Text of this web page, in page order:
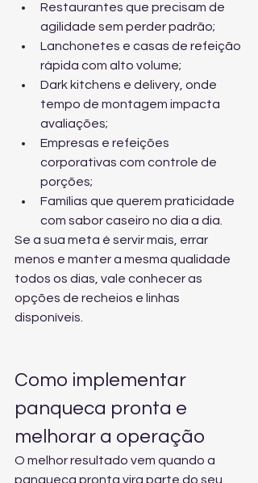
Restaurantes que precisam de
agilidade sem perder padrão;
Lanchonetes e casas de refeição
rápida com alto volume;
Dark kitchens e delivery, onde
tempo de montagem impacta
avaliações;
Empresas e refeições
corporativas com controle de
porções;
Famílias que querem praticidade
com sabor caseiro no dia a dia.
Se a sua meta é servir mais, errar
menos e manter a mesma qualidade
todos os dias, vale conhecer as
opções de recheios e linhas
disponíveis.
Como implementar
panqueca pronta e
melhorar a operação
O melhor resultado vem quando a
panqueca pronta vira parte do seu